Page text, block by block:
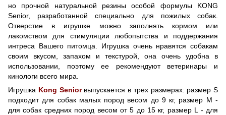
но прочной натуральной резины особой формулы KONG
Senior, разработанной специально для пожилых собак.
Отверстие в игрушке можно заполнять кормом или
лакомством для стимуляции любопытства и поддержания
интреса Вашего питомца. Игрушка очень нравятся собакам
своим вкусом, запахом и текстурой, она очень удобна в
использовании, поэтому ее рекомендуют ветеринары и
кинологи всего мира.
Игрушка Kong Senior выпускается в трех размерах: размер S
подходит для собак малых пород весом до 9 кг, размер M -
для собак средних пород весом от 5 до 15 кг, размер L - для